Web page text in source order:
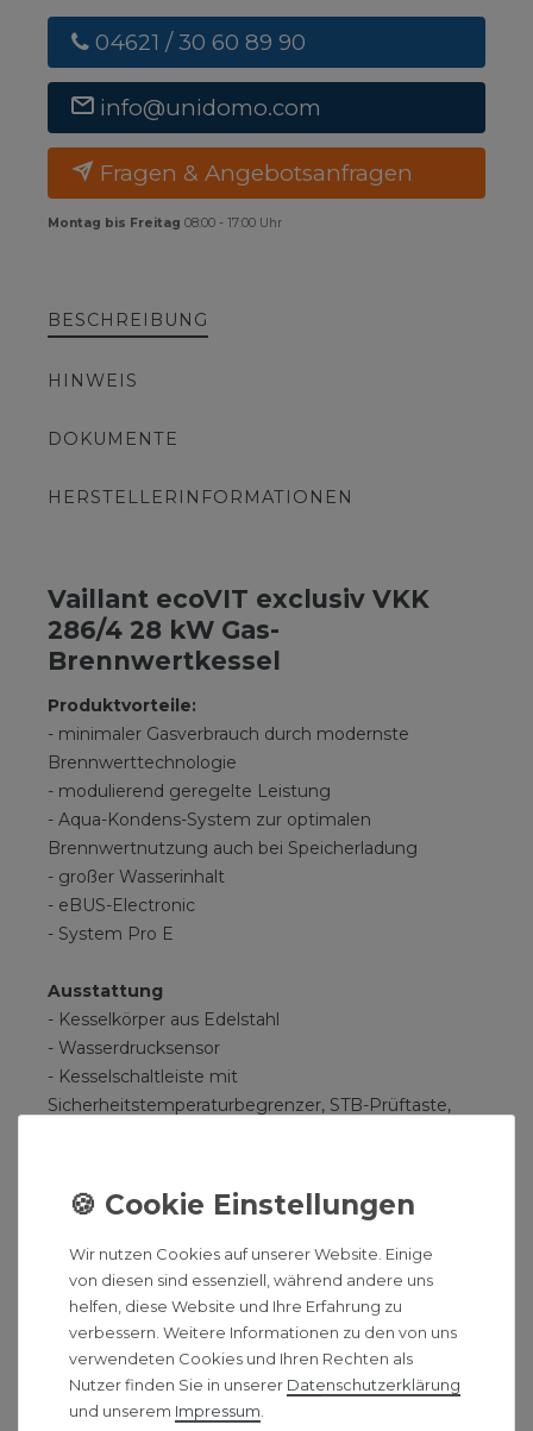
04621 / 30 60 89 90
info@unidomo.com
Fragen & Angebotsanfragen
Montag bis Freitag 08:00 - 17:00 Uhr
BESCHREIBUNG
HINWEIS
DOKUMENTE
HERSTELLERINFORMATIONEN
Vaillant ecoVIT exclusiv VKK
286/4 28 kW Gas-
Brennwertkessel
Produktvorteile:
- minimaler Gasverbrauch durch modernste
Brennwerttechnologie
- modulierend geregelte Leistung
- Aqua-Kondens-System zur optimalen
Brennwertnutzung auch bei Speicherladung
- großer Wasserinhalt
- eBUS-Electronic
- System Pro E
Ausstattung
- Kesselkörper aus Edelstahl
- Wasserdrucksensor
- Kesselschaltleiste mit
Sicherheitstemperaturbegrenzer, STB-Prüftaste,
Heizungsregelung
- vorbereitet zum Anschluss der systemzertifizierten
Vaillant Luft-/Abgasführungen
- DIA-System mit Klartextdisplay
Technische Daten:
Gasart: Erdgas E
Nennleistungsbereich:
Wir nutzen Cookies auf unserer Website. Einige
von diesen sind essenziell, während andere uns
helfen, diese Website und Ihre Erfahrung zu
verbessern. Weitere Informationen zu den von uns
verwendeten Cookies und Ihren Rechten als
Nutzer finden Sie in unserer Daten­schutz­erklärung
und unserem Impressum